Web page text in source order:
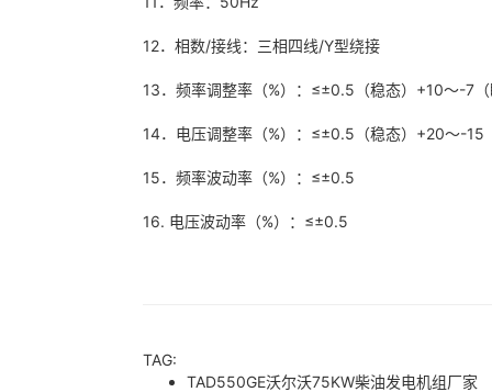
12．相数/接线：三相四线/Y型绕接
13．频率调整率（%）：≤±0.5（稳态）+10～-7
14．电压调整率（%）：≤±0.5（稳态）+20～-15
15．频率波动率（%）：≤±0.5
16. 电压波动率（%）：≤±0.5
TAG:
TAD550GE沃尔沃75KW柴油发电机组厂家